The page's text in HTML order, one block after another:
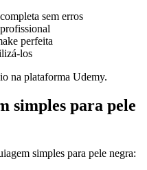
sem erros
perfeita
los
na plataforma Udemy.
simples para pele
simples para pele negra: